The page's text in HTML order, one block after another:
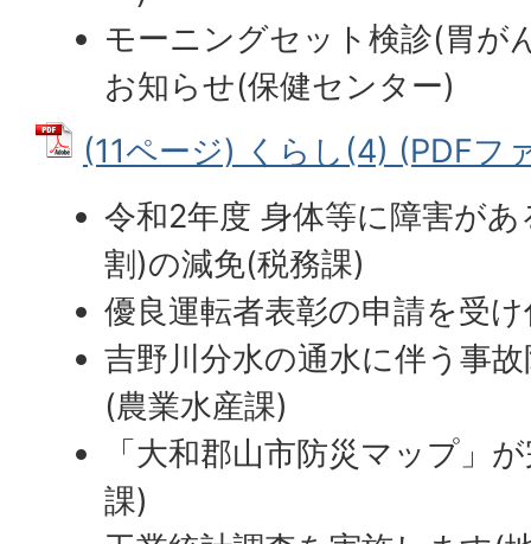
モーニングセット検診(胃が
お知らせ(保健センター)
(11ページ) くらし(4) (PDFフ
令和2年度 身体等に障害が
割)の減免(税務課)
優良運転者表彰の申請を受
吉野川分水の通水に伴う事
(農業水産課)
「大和郡山市防災マップ」
課)